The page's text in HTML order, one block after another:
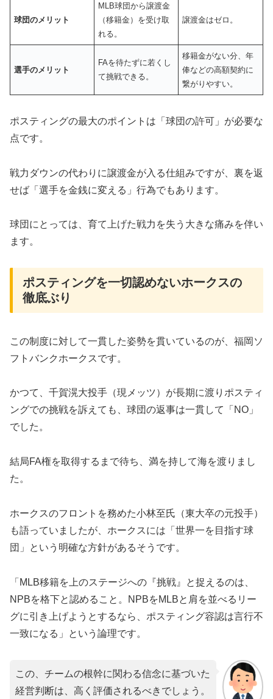
球団のメリット
MLB球団から譲渡金
（移籍金）を受け取
れる。
譲渡金はゼロ。
選手のメリット
FAを待たずに若くし
て挑戦できる。
移籍金がない分、年
俸などの高額契約に
繋がりやすい。
ポスティングの最大のポイントは「球団の許可」が必要な
点です。
戦力ダウンの代わりに譲渡金が入る仕組みですが、裏を返
せば「選手を金銭に変える」行為でもあります。
球団にとっては、育て上げた戦力を失う大きな痛みを伴い
ます。
ポスティングを一切認めないホークスの
徹底ぶり
​この制度に対して一貫した姿勢を貫いているのが、福岡ソ
フトバンクホークスです。
かつて、千賀滉大投手（現メッツ）が長期に渡りポスティ
ングでの挑戦を訴えても、球団の返事は一貫して「NO」
でした。
結局FA権を取得するまで待ち、満を持して海を渡りまし
た。
​ホークスのフロントを務めた小林至氏（東大卒の元投手）
も語っていましたが、ホークスには「世界一を目指す球
団」という明確な方針があるそうです。
「MLB移籍を上のステージへの『挑戦』と捉えるのは、
NPBを格下と認めること。NPBをMLBと肩を並べるリー
グに引き上げようとするなら、ポスティング容認は言行不
一致になる」という論理です。
この、チームの根幹に関わる信念に基づいた
経営判断は、高く評価されるべきでしょう。